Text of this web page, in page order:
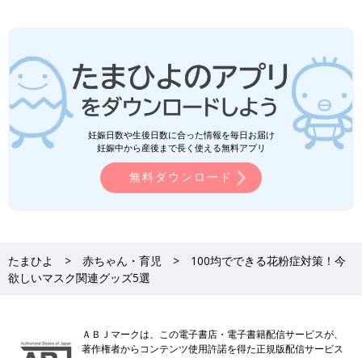
妊娠日数や生後日数に合った情報を毎日お届け
妊娠中から産後まで長く使える無料アプリ
無料ダウンロード
たまひよ 赤ちゃん・育児
100均でできる花粉症対策！今
欲しいマスク関連グッズ5選
ＡＢＪマークは、この電子書店・電子書籍配信サービスが、
著作権者からコンテンツ使用許諾を得た正規版配信サービス